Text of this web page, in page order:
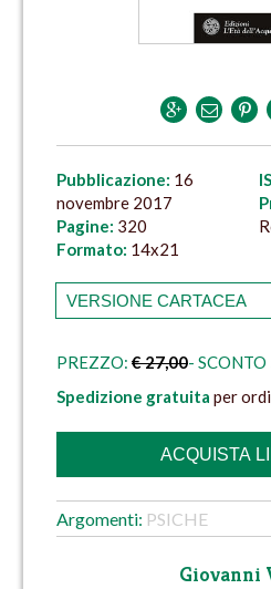
Pubblicazione: 16
novembre 2017
Pagine: 320
Formato: 14x21
PREZZO: € 27,00- SCONTO
Spedizione gratuita per
ACQUISTA
Argomenti: PSICHE
Giovanni